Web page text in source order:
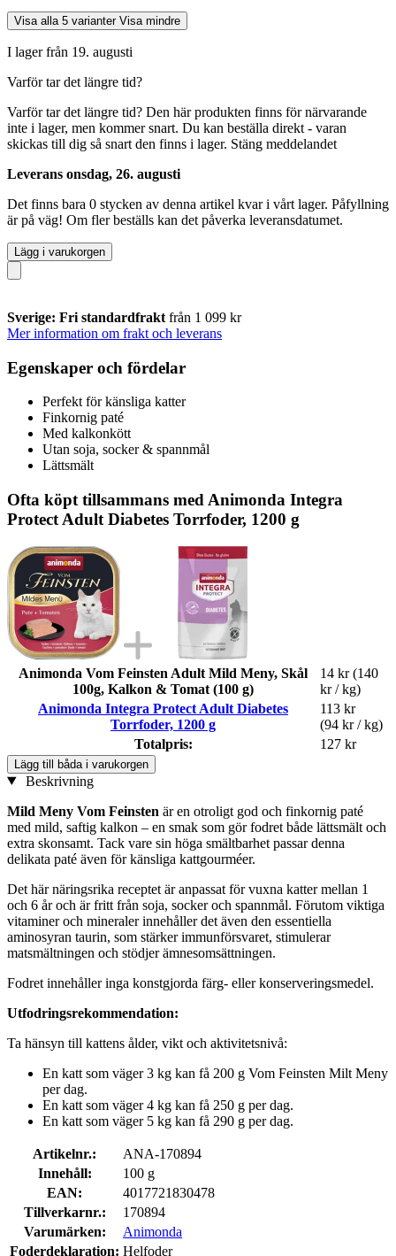
Visa alla 5 varianter Visa mindre
I lager från 19. augusti
Varför tar det längre tid?
Varför tar det längre tid? Den här produkten finns för närvarande
inte i lager, men kommer snart. Du kan beställa direkt - varan
skickas till dig så snart den finns i lager. Stäng meddelandet
Leverans onsdag, 26. augusti
Det finns bara 0 stycken av denna artikel kvar i vårt lager. Påfyllning
är på väg! Om fler beställs kan det påverka leveransdatumet.
Lägg i varukorgen
Sverige: Fri standardfrakt från 1 099 kr
Mer information om frakt och leverans
Egenskaper och fördelar
Perfekt för känsliga katter
Finkornig paté
Med kalkonkött
Utan soja, socker & spannmål
Lättsmält
Ofta köpt tillsammans med Animonda Integra
Protect Adult Diabetes Torrfoder, 1200 g
Animonda Vom Feinsten Adult Mild Meny, Skål
100g, Kalkon & Tomat (100 g)
14 kr (140
kr / kg)
Animonda Integra Protect Adult Diabetes
Torrfoder, 1200 g
113 kr
(94 kr / kg)
Totalpris:
127 kr
Lägg till båda i varukorgen
Beskrivning
Mild Meny Vom Feinsten är en otroligt god och finkornig paté
med mild, saftig kalkon – en smak som gör fodret både lättsmält och
extra skonsamt. Tack vare sin höga smältbarhet passar denna
delikata paté även för känsliga kattgourméer.
Det här näringsrika receptet är anpassat för vuxna katter mellan 1
och 6 år och är fritt från soja, socker och spannmål. Förutom viktiga
vitaminer och mineraler innehåller det även den essentiella
aminosyran taurin, som stärker immunförsvaret, stimulerar
matsmältningen och stödjer ämnesomsättningen.
Fodret innehåller inga konstgjorda färg- eller konserveringsmedel.
Utfodringsrekommendation:
Ta hänsyn till kattens ålder, vikt och aktivitetsnivå:
En katt som väger 3 kg kan få 200 g Vom Feinsten Milt Meny
per dag.
En katt som väger 4 kg kan få 250 g per dag.
En katt som väger 5 kg kan få 290 g per dag.
Artikelnr.:
ANA-170894
Innehåll:
100 g
EAN:
4017721830478
Tillverkarnr.:
170894
Varumärken:
Animonda
Foderdeklaration: Helfoder